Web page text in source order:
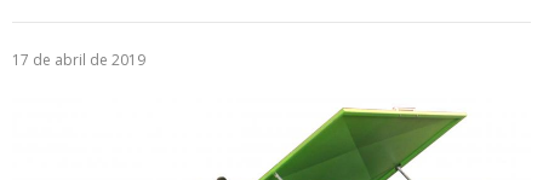
17 de abril de 2019
Blog